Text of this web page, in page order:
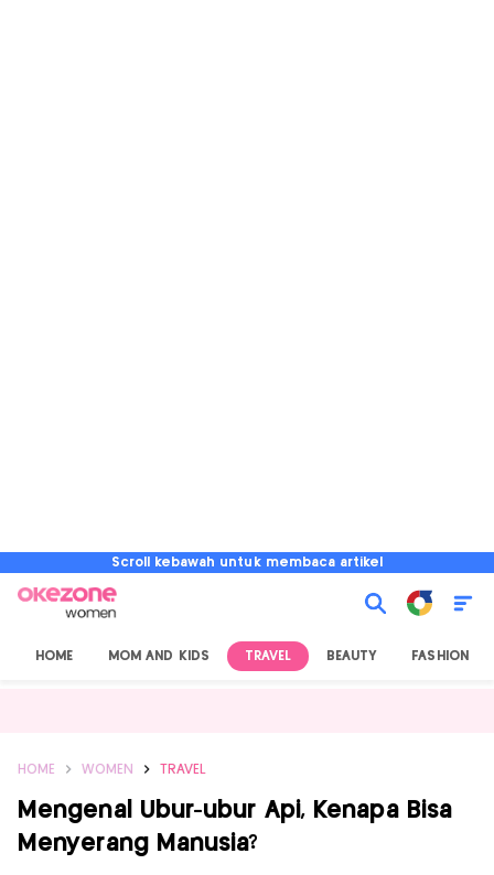
Scroll kebawah untuk membaca artikel
HOME MOM AND KIDS TRAVEL BEAUTY FASHION
HOME WOMEN TRAVEL
Mengenal Ubur-ubur Api, Kenapa Bisa
Menyerang Manusia?